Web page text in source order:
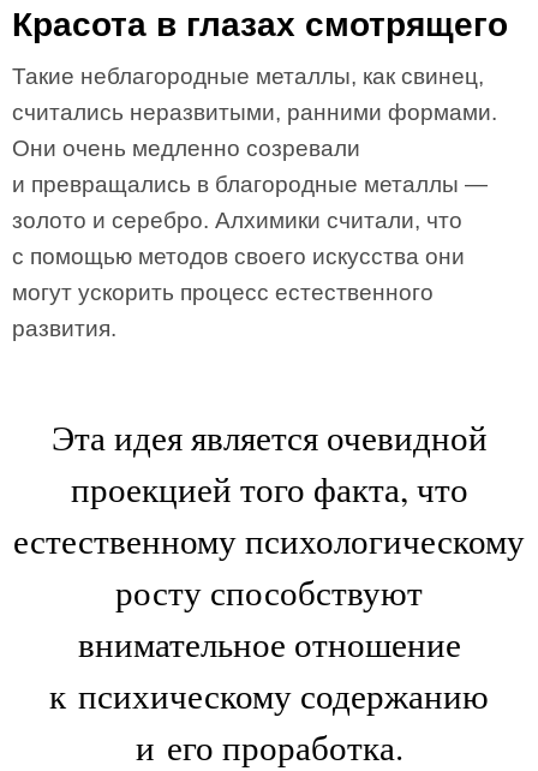
Красота в глазах смотрящего
Такие неблагородные металлы, как свинец,
считались неразвитыми, ранними формами.
Они очень медленно созревали
и превращались в благородные металлы —
золото и серебро. Алхимики считали, что
с помощью методов своего искусства они
могут ускорить процесс естественного
развития.
Эта идея является очевидной
проекцией того факта, что
естественному психологическому
росту способствуют
внимательное отношение
к психическому содержанию
и его проработка.